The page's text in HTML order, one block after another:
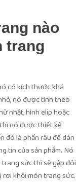
nào
trang
có kích thước khá
nó được tính theo
nhật, hình elip hoặc
nó được thiết kế
đó là phần râu để dán
tin của sản phẩm. Nó
sức thì sẽ gập đôi
khỏi món trang sức.